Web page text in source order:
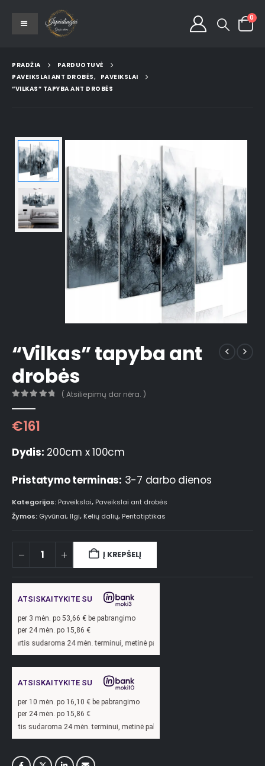
0
PRADŽIA
PARDUOTUVĖ
PAVEIKSLAI ANT DROBĖS, PAVEIKSLAI
“VILKAS” TAPYBA ANT DROBĖS
“Vilkas” tapyba ant
drobės
( Atsiliepimų dar nėra. )
€161
Dydis: 200cm x 100cm
Pristatymo terminas: 3-7 darbo dienos
Kategorijos: Paveikslai, Paveikslai ant drobės
Žymos: Gyvūnai, Ilgi, Kelių dalių, Pentatiptikas
Į KREPŠELĮ
ATSISKAITYKITE SU
per 3 mėn. po 53,66 € be pabrangimo
per 24 mėn. po 15,86 €
24 mėn. terminui, metinė palūkanų norma –
ATSISKAITYKITE SU
per 10 mėn. po 16,10 € be pabrangimo
per 24 mėn. po 15,86 €
24 mėn. terminui, metinė palūkanų norma –